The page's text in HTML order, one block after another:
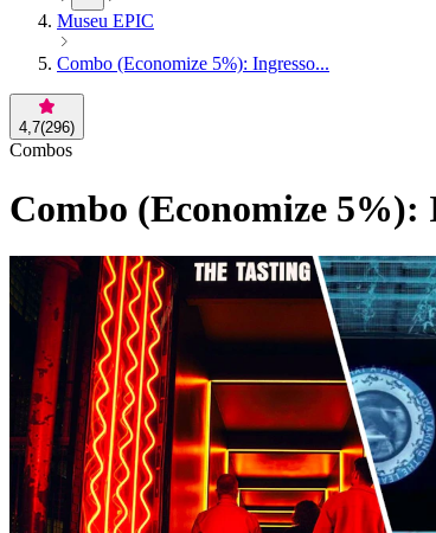
Museu EPIC
Combo (Economize 5%): Ingresso...
4,7(296)
Combos
Combo (Economize 5%):